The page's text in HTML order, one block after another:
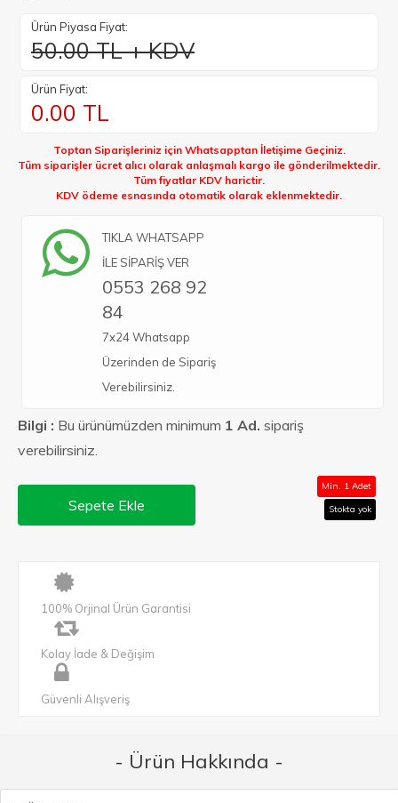
Ürün Piyasa Fiyat:
50.00 TL + KDV
Ürün Fiyat:
0.00 TL
Toptan Siparişleriniz için Whatsapptan İletişime Geçiniz.
Tüm siparişler ücret alıcı olarak anlaşmalı kargo ile gönderilmektedir.
Tüm fiyatlar KDV harictir.
KDV ödeme esnasında otomatik olarak eklenmektedir.
TIKLA WHATSAPP
İLE SİPARİŞ VER
0553 268 92
84
7x24 Whatsapp
Üzerinden de Sipariş
Verebilirsiniz.
Bilgi : Bu ürünümüzden minimum 1 Ad. sipariş
verebilirsiniz.
Sepete Ekle
Min. 1 Adet
Stokta yok
100% Orjinal Ürün Garantisi
Kolay İade & Değişim
Güvenli Alışveriş
- Ürün Hakkında -